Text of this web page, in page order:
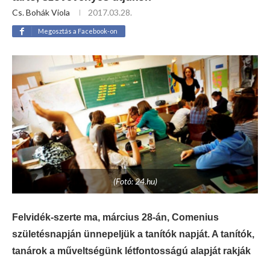
Cs. Bohák Viola 2017.03.28.
Megosztás a Facebook-on
(Fotó: 24.hu)
Felvidék-szerte ma, március 28-án, Comenius
születésnapján ünnepeljük a tanítók napját. A tanítók,
tanárok a műveltségünk létfontosságú alapját rakják